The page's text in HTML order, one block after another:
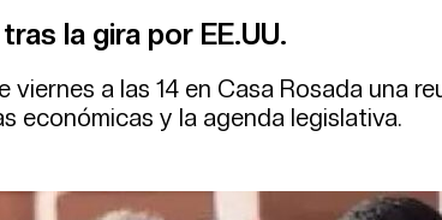
la gira por EE.UU.
viernes a las 14 en Casa Rosada una
económicas y la agenda legislativa.